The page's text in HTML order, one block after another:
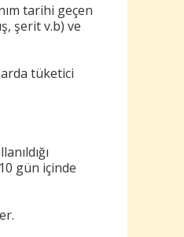
tarihi geçen
şerit v.b) ve
tüketici
gün içinde